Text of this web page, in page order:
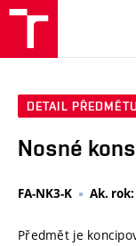
DETAIL
Nosné
FA-NK3-K Ak.
Předmět je